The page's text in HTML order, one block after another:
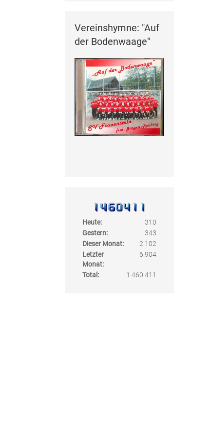
Vereinshymne: "Auf
der Bodenwaage"
Heute:
310
Gestern:
343
Dieser Monat:
2.102
Letzter
Monat:
6.904
Total: 1.460.411